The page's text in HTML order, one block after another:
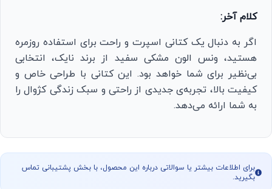
کلام آخر:
اگر به دنبال یک کتانی اسپرت و راحت برای استفاده روزمره
هستید، ونس الون مشکی سفید از برند نایک، انتخابی
بی‌نظیر برای شما خواهد بود. این کتانی با طراحی خاص و
کیفیت بالا، تجربه‌ی جدیدی از راحتی و سبک زندگی کژوال را
به شما ارائه می‌دهد.
برای اطلاعات بیشتر یا سوالاتی درباره این محصول، با بخش پشتیبانی تماس
بگیرید.